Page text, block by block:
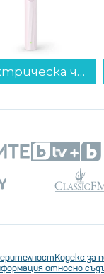
Електрическа четка за зъби Philips HX4022/03 Sonicare...
Кодекс за
относно